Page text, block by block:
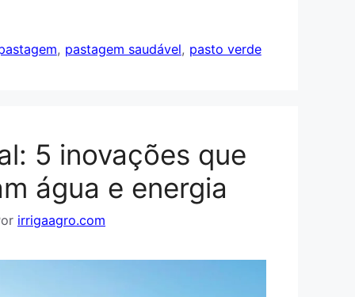
, pastagem saudável, pasto verde
5 inovações que
água e energia
irrigaagro.com